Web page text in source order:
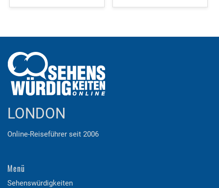
LONDON
Online-Reiseführer seit 2006
Menü
Sehenswürdigkeiten